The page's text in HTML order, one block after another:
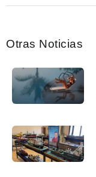
Otras Noticias